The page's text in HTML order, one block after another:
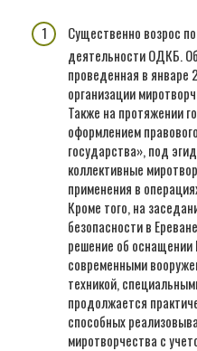
Существенно возрос
деятельности ОДКБ.
проведенная в январе
организации
Также на протяжении
оформлением
государства», под
коллективные
применения в
Кроме того, на
безопасности в
решение об
современными
техникой,
продолжается
способных
миротворчества с